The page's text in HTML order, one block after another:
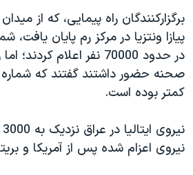
ویدیوها
فرهنگ و زندگی
حقوق شهروندی
اقتصادی
اسرائیل در جنگ
بایگانی برنامه‌های تلویزیونی
مستندها
انتخابات ریاست جمهوری آمریکا ۲۰۲۴
حمله جمهوری اسلامی به اسرائیل
ورزش زنان در ایران
دنبال کنید
زبانهای مختلف
برگزارکنندگان راه پيمايی، که از
پيازا ونتزيا در مرکز رم پايان يافت،
در حدود 70000 نفر اعلام
صحنه حضور داشتند گفتند که
کمتر بوده است.
نيروی اعزام شده پس از آمريکا و